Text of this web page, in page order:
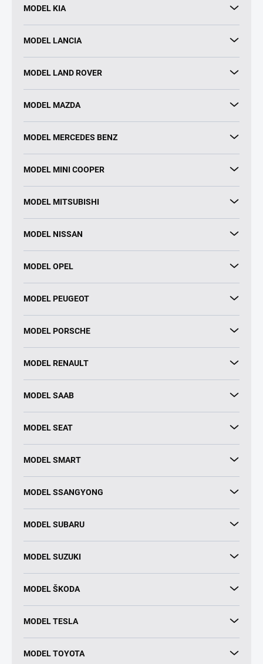
MODEL KIA
MODEL LANCIA
MODEL LAND ROVER
MODEL MAZDA
MODEL MERCEDES BENZ
MODEL MINI COOPER
MODEL MITSUBISHI
MODEL NISSAN
MODEL OPEL
MODEL PEUGEOT
MODEL PORSCHE
MODEL RENAULT
MODEL SAAB
MODEL SEAT
MODEL SMART
MODEL SSANGYONG
MODEL SUBARU
MODEL SUZUKI
MODEL ŠKODA
MODEL TESLA
MODEL TOYOTA